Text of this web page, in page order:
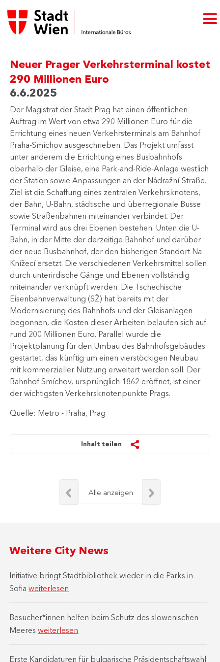
Neuer Prager Verkehrsterminal kostet
290 Millionen Euro
6.6.2025
Der Magistrat der Stadt Prag hat einen öffentlichen
Auftrag im Wert von etwa 290 Millionen Euro für die
Errichtung eines neuen Verkehrsterminals am Bahnhof
Praha-Smíchov ausgeschrieben. Das Projekt umfasst
unter anderem die Errichtung eines Busbahnhofs
oberhalb der Gleise, eine Park-and-Ride-Anlage westlich
der Station sowie Anpassungen an der Nádražní-Straße.
Ziel ist die Schaffung eines zentralen Verkehrsknotens,
der Bahn, U-Bahn, städtische und überregionale Busse
sowie Straßenbahnen miteinander verbindet. Der
Terminal wird aus drei Ebenen bestehen. Unten die U-
Bahn, in der Mitte der derzeitige Bahnhof und darüber
der neue Busbahnhof, der den bisherigen Standort Na
Knížecí ersetzt. Die verschiedenen Verkehrsmittel sollen
durch unterirdische Gänge und Ebenen vollständig
miteinander verknüpft werden. Die Tschechische
Eisenbahnverwaltung (SŽ) hat bereits mit der
Modernisierung des Bahnhofs und der Gleisanlagen
begonnen, die Kosten dieser Arbeiten belaufen sich auf
rund 200 Millionen Euro. Parallel wurde die
Projektplanung für den Umbau des Bahnhofsgebäudes
gestartet, das künftig um einen vierstöckigen Neubau
mit kommerzieller Nutzung erweitert werden soll. Der
Bahnhof Smíchov, ursprünglich 1862 eröffnet, ist einer
der wichtigsten Verkehrsknotenpunkte Prags.
Quelle: Metro - Praha, Prag
Inhalt teilen
Alle anzeigen
Weitere City News
Initiative bringt Stadtbibliothek wieder in die Parks in
Sofiaweiterlesen
Besucher*innen helfen beim Schutz des slowenischen
Meeresweiterlesen
Erste Kandidaturen für bulgarische Präsidentschaftswahl